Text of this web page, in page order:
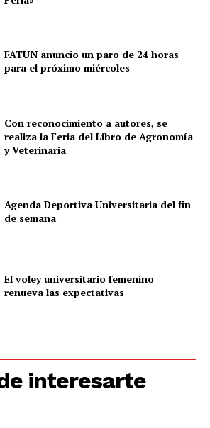
FATUN anuncio un paro de 24 horas
para el próximo miércoles
Con reconocimiento a autores, se
realiza la Feria del Libro de Agronomía
y Veterinaria
Agenda Deportiva Universitaria del fin
de semana
El voley universitario femenino
renueva las expectativas
interesarte